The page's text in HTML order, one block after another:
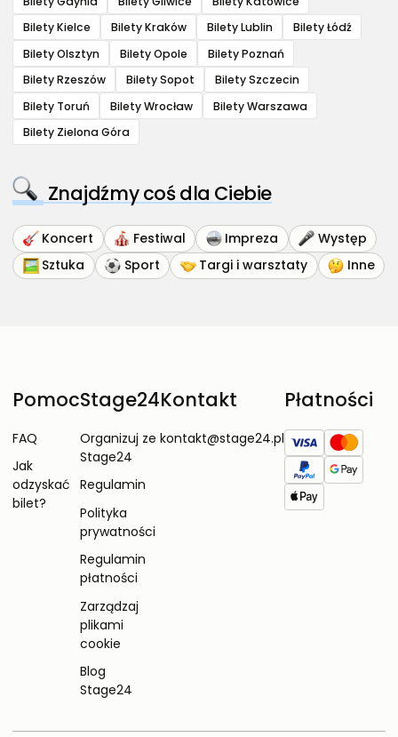
Bilety Kielce
Bilety Kraków Bilety Lublin
Bilety Łódź
Bilety Olsztyn
Bilety Opole
Bilety Poznań
Bilety Rzeszów
Bilety Sopot
Bilety Szczecin
Bilety Toruń
Bilety Wrocław
Bilety Warszawa
Bilety Zielona Góra
Znajdźmy coś dla Ciebie
Koncert Festiwal Impreza
Występ
Sztuka
Sport Targi i warsztaty Inne
Pomoc
FAQ
Jak
odzyskać
bilet?
Stage24
Organizuj ze
Stage24
Regulamin
Polityka
prywatności
Regulamin
płatności
Zarządzaj
plikami
cookie
Blog
Stage24
Kontakt
kontakt@stage24.pl
Płatności